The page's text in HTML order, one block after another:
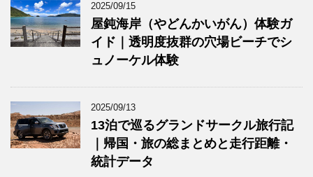
2025/09/15
屋鈍海岸（やどんかいがん）体験ガ
イド｜透明度抜群の穴場ビーチでシ
ュノーケル体験
2025/09/13
13泊で巡るグランドサークル旅行記
｜帰国・旅の総まとめと走行距離・
統計データ